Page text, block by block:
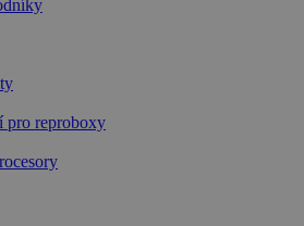
pro reproboxy